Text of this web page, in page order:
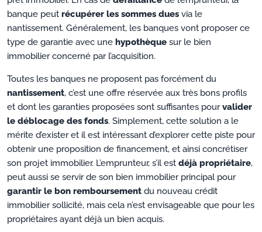
banque peut récupérer les sommes dues via le
nantissement. Généralement, les banques vont proposer ce
type de garantie avec une hypothèque sur le bien
immobilier concerné par l’acquisition.
Toutes les banques ne proposent pas forcément du
nantissement, c’est une offre réservée aux très bons profils
et dont les garanties proposées sont suffisantes pourvalider
le déblocage des fonds. Simplement, cette solution a le
mérite d’exister et il est intéressant d’explorer cette piste pour
obtenir une proposition de financement, et ainsi concrétiser
son projet immobilier. L’emprunteur, s’il est déjà propriétaire,
peut aussi se servir de son bien immobilier principal pour
garantir le bon remboursement du nouveau crédit
immobilier sollicité, mais cela n’est envisageable que pour les
propriétaires ayant déjà un bien acquis.